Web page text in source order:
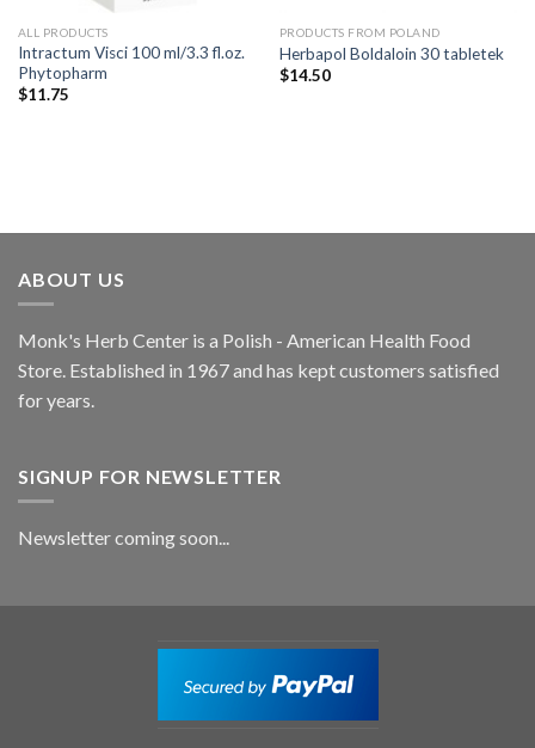
ALL PRODUCTS
Intractum Visci 100 ml/3.3 fl.oz.
Phytopharm
$11.75
PRODUCTS FROM POLAND
Herbapol Boldaloin 30 tabletek
$14.50
ABOUT US
Monk's Herb Center is a Polish - American Health Food
Store. Established in 1967 and has kept customers satisfied
for years.
SIGNUP FOR NEWSLETTER
Newsletter coming soon...